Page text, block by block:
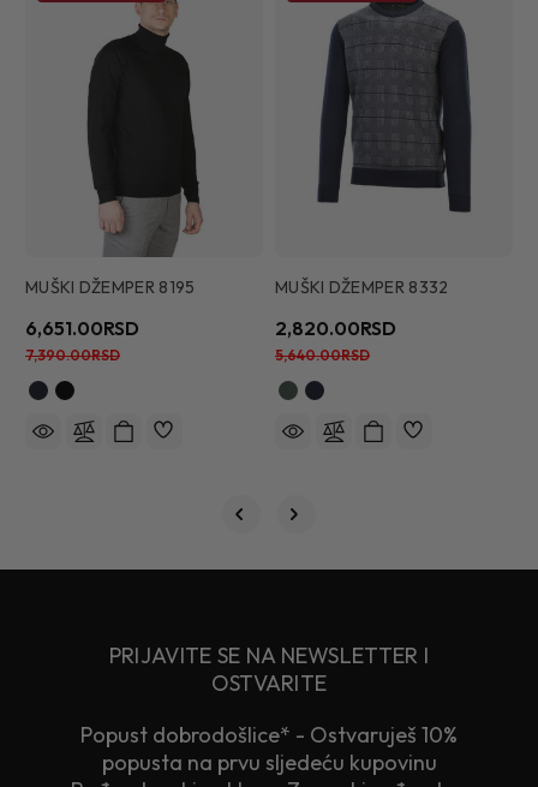
MUŠKI DŽEMPER 8195
6,651.00RSD
7,390.00RSD
MUŠKI DŽEMPER 8332
2,820.00RSD
5,640.00RSD
PRIJAVITE SE NA NEWSLETTER I
OSTVARITE
Popust dobrodošlice* - Ostvaruješ 10%
popusta na prvu sljedeću kupovinu